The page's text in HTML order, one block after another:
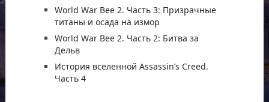
World War Bee 2. Часть 3: Призрачные
титаны и осада на измор
World War Bee 2. Часть 2: Битва за
Дельв
История вселенной Assassin’s Creed.
Часть 4